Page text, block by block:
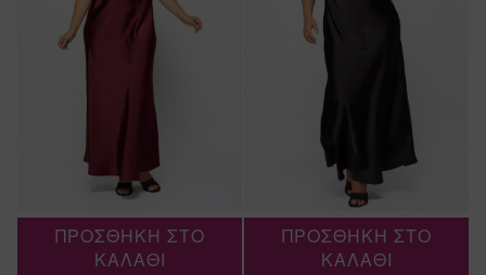
ΠΡΟΣΘΗΚΗ ΣΤΟ
ΚΑΛΑΘΙ
ΠΡΟΣΘΗΚΗ ΣΤΟ
ΚΑΛΑΘΙ